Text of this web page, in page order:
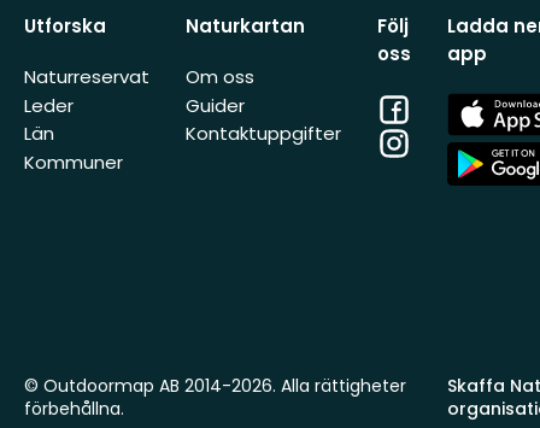
Utforska
Naturreservat
Leder
Län
Kommuner
Naturkartan
Om oss
Guider
Kontaktuppgifter
Följ
oss
Facebook
Instagram
Ladda
app
App
Store
App
Store
Skaffa
© Outdoormap AB 2014-2026. Alla rättigheter
förbehållna.